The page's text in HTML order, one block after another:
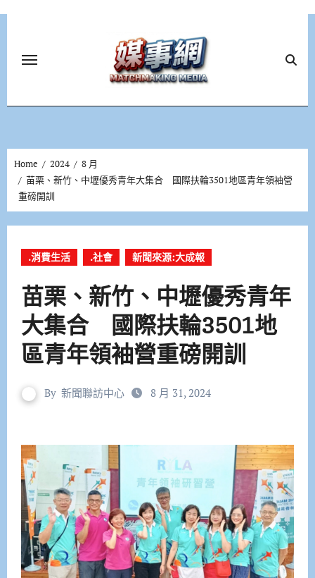
Home 2024
8 月
苗栗、新竹、中壢優秀青年大集合 國際扶輪3501地區青年領袖營
重磅開訓
.消費生活 .社會 新聞來源:大成報
苗栗、新竹、中壢優秀青年
大集合 國際扶輪3501地
區青年領袖營重磅開訓
By 新聞聯訪中心 8 月 31, 2024